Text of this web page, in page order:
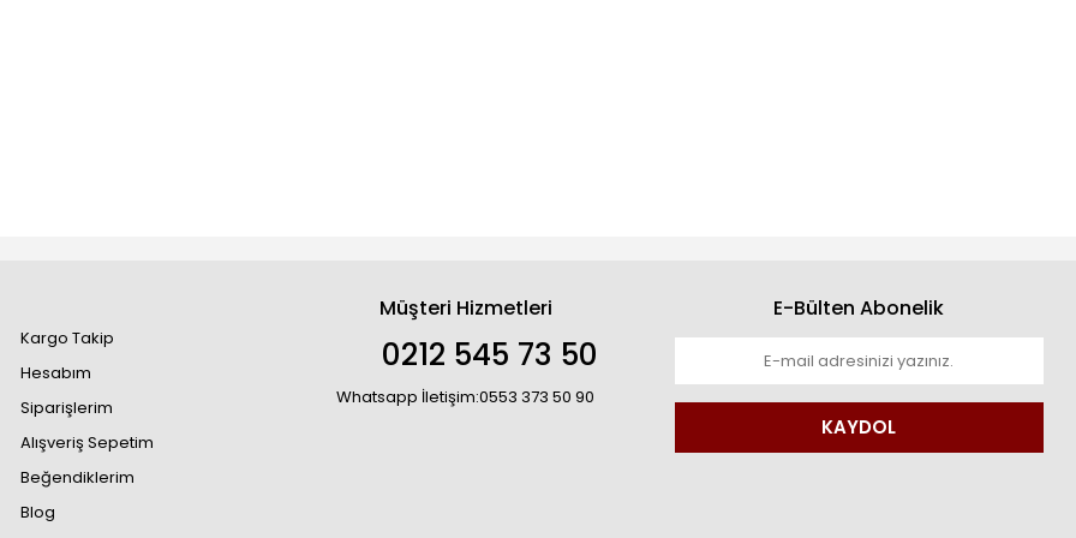
Kargo Takip
Hesabım
Siparişlerim
Alışveriş Sepetim
Beğendiklerim
Blog
Müşteri Hizmetleri
0212 545 73 50
Whatsapp İletişim:0553 373 50 90
E-Bülten Abonelik
KAYDOL